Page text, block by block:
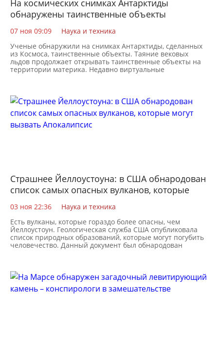
На космических снимках Антарктиды
обнаружены таинственные объекты
07 ноя 09:09
Наука и техника
Ученые обнаружили на снимках Антарктиды, сделанных
из Космоса, таинственные объекты. Таяние вековых
льдов продолжает открывать таинственные объекты на
территории материка. Недавно виртуальные
Страшнее Йеллоустоуна: в США обнародован
список самых опасных вулканов, которые
03 ноя 22:36
Наука и техника
Есть вулканы, которые гораздо более опасны, чем
Йеллоустоун. Геологическая служба США опубликовала
список природных образований, которые могут погубить
человечество. Данный документ был обнародован